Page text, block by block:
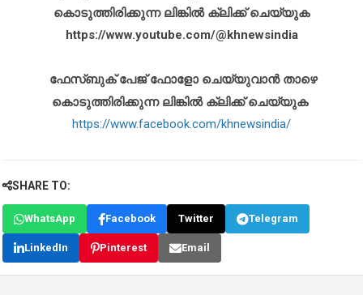
കൊടുത്തിരിക്കുന്ന ലിങ്കിൽ ക്ലിക്ക് ചെയ്യുക
https://www.youtube.com/@khnewsindia
ഫേസ്ബുക് പേജ് ഫോളോ ചെയ്യുവാൻ താഴെ
കൊടുത്തിരിക്കുന്ന ലിങ്കിൽ ക്ലിക്ക് ചെയ്യുക
https://www.facebook.com/khnewsindia/
SHARE TO:
WhatsApp Facebook Twitter Telegram
LinkedIn Pinterest Email